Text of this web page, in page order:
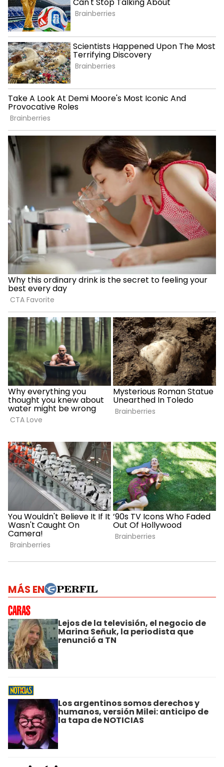
MÁS EN
Lejos de la televisión, el negocio de
Marina Señuk, la periodista que
renunció a TN
Los argentinos somos derechos y
humanos, versión Milei: anticipo de
la tapa de NOTICIAS